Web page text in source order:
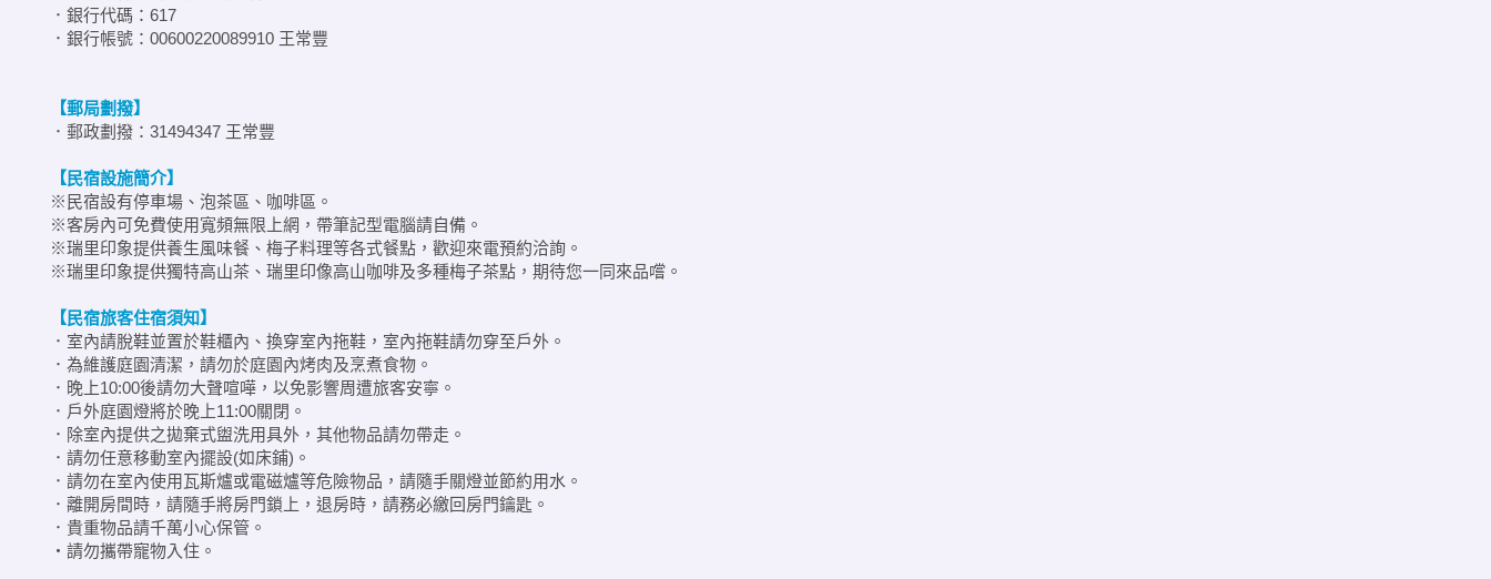
．銀行代碼：617
．銀行帳號：00600220089910 王常豐
【郵局劃撥】
．郵政劃撥：31494347 王常豐
【民宿設施簡介】
※民宿設有停車場、泡茶區、咖啡區。
※客房內可免費使用寬頻無限上網，帶筆記型電腦請自備。
※瑞里印象提供養生風味餐、梅子料理等各式餐點，歡迎來電預約洽詢。
※瑞里印象提供獨特高山茶、瑞里印像高山咖啡及多種梅子茶點，期待您一同來品嚐。
【民宿旅客住宿須知】
．室內請脫鞋並置於鞋櫃內、換穿室內拖鞋，室內拖鞋請勿穿至戶外。
．為維護庭園清潔，請勿於庭園內烤肉及烹煮食物。
．晚上10:00後請勿大聲喧嘩，以免影響周遭旅客安寧。
．戶外庭園燈將於晚上11:00關閉。
．除室內提供之拋棄式盥洗用具外，其他物品請勿帶走。
．請勿任意移動室內擺設(如床鋪)。
．請勿在室內使用瓦斯爐或電磁爐等危險物品，請隨手關燈並節約用水。
．離開房間時，請隨手將房門鎖上，退房時，請務必繳回房門鑰匙。
．貴重物品請千萬小心保管。
‧請勿攜帶寵物入住。